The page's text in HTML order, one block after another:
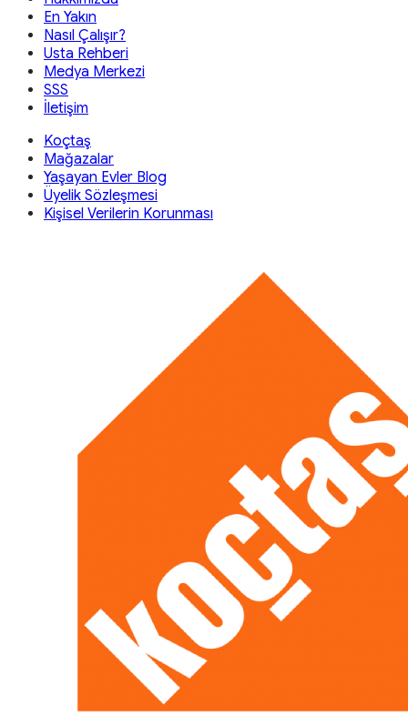
En Yakın
Nasıl Çalışır?
Usta Rehberi
Medya Merkezi
SSS
İletişim
Koçtaş
Mağazalar
Yaşayan Evler Blog
Üyelik Sözleşmesi
Kişisel Verilerin Korunması